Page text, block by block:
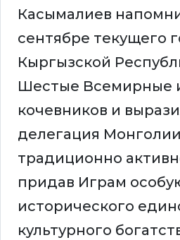
Касымалиев
сентябре текущего
Кыргызской
Шестые Всемирные
кочевников и
делегация
традиционно
придав Играм
исторического
культурного